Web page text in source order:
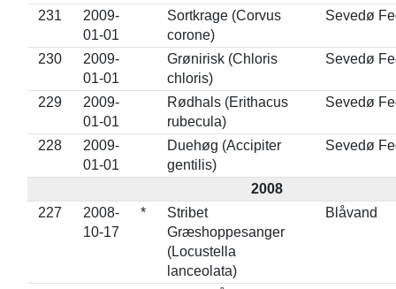
231
2009-
01-01
Sortkrage (Corvus
corone)
Sevedø
230
2009-
01-01
Grønirisk (Chloris
chloris)
Sevedø
229
2009-
01-01
Rødhals (Erithacus
rubecula)
Sevedø
228
2009-
01-01
Duehøg (Accipiter
gentilis)
Sevedø
2008
227
2008-
10-17
*
Stribet
Græshoppesanger
(Locustella
lanceolata)
Blåvand